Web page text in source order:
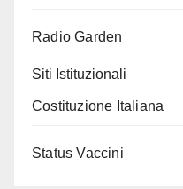
Radio Garden
Siti Istituzionali
Costituzione Italiana
Status Vaccini